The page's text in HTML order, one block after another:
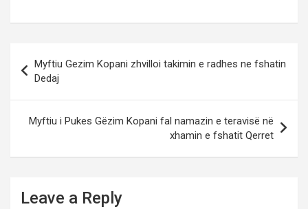
navigation
Myftiu Gezim Kopani zhvilloi takimin e radhes ne fshatin
Dedaj
Myftiu i Pukes Gëzim Kopani fal namazin e teravisë në
xhamin e fshatit Qerret
Leave a Reply